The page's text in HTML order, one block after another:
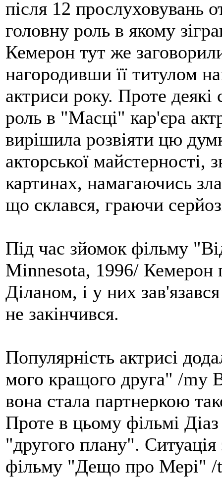
після 12 прослуховувань
головну роль в якому
Кемерон тут же
нагородивши її титулом
актриси року. Проте
роль в "Масці" кар'єра
вирішила розвіяти цю
акторської
картинах, намагаючись
що склався, граючи
Під час зйомок фільму
Minnesota, 1996/ Кемерон
Діланом, і у них
не закінчився.
Популярність актрисі
мого кращого друга" /my
вона стала партнеркою
Проте в цьому фільмі
"другого плану".
фільму "Дещо про Мері" /